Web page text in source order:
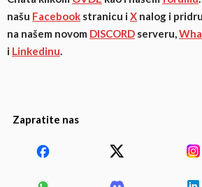
našu Facebook stranicu iX nalog i
na našem novom DISCORD serveru,
i Linkedinu.
Zapratite nas